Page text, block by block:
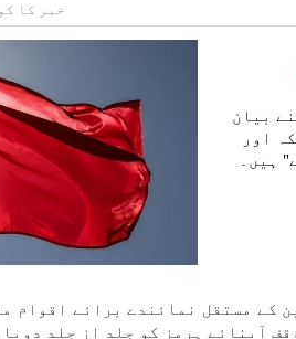
خبر کا
بیان
اور
ہیں۔
کے مستقل نمائندے برائے اقوام